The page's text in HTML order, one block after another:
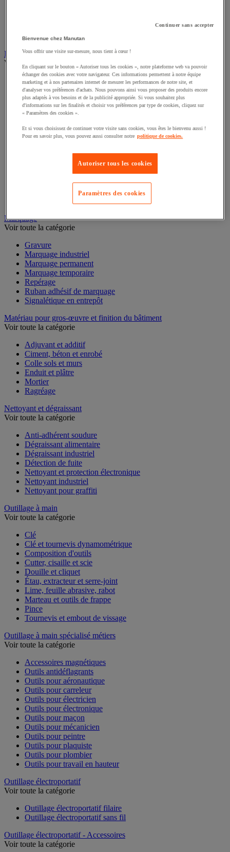
Outils de graissage
Instrument de mesure
Voir toute la catégorie
Balance industrielle
Compteur et compteur-métreur
Dynamomètre
Équipement optique
Instrument de mesure de laboratoire
Mesure de distance
Mesure de la vitesse
Mesure d'électricité
Mesure du temps
Mesure et repère de chantier
Mesure topographique
Mesureur et détecteur d'épaisseur
Marquage
Voir toute la catégorie
Gravure
Marquage industriel
Marquage permanent
Marquage temporaire
Repérage
Ruban adhésif de marquage
Signalétique en entrepôt
Matériau pour gros-œuvre et finition du bâtiment
Voir toute la catégorie
Adjuvant et additif
Ciment, béton et enrobé
Colle sols et murs
Enduit et plâtre
Mortier
Ragréage
Nettoyant et dégraissant
Voir toute la catégorie
Anti-adhérent soudure
Dégraissant alimentaire
Dégraissant industriel
Détection de fuite
Nettoyant et protection électronique
Nettoyant industriel
Nettoyant pour graffiti
Outillage à main
Voir toute la catégorie
Clé
Clé et tournevis dynamométrique
Composition d'outils
Cutter, cisaille et scie
Douille et cliquet
Étau, extracteur et serre-joint
Lime, feuille abrasive, rabot
Marteau et outils de frappe
Pince
Tournevis et embout de vissage
Outillage à main spécialisé métiers
Voir toute la catégorie
Accessoires magnétiques
Outils antidéflagrants
Outils pour aéronautique
Outils pour carreleur
Outils pour électricien
Outils pour électronique
Outils pour maçon
Outils pour mécanicien
Outils pour peintre
Outils pour plaquiste
Outils pour plombier
Outils pour travail en hauteur
Outillage électroportatif
Voir toute la catégorie
Outillage électroportatif filaire
Outillage électroportatif sans fil
Outillage électroportatif - Accessoires
Voir toute la catégorie
Continuer sans accepter
Bienvenue chez Manutan
Vous offrir une visite sur-mesure, nous tient à cœur !
En cliquant sur le bouton « Autoriser tous les cookies », notre plateforme web va pouvoir
échanger des cookies avec votre navigateur. Ces informations permettent à notre équipe
marketing et à nos partenaires internet de mesurer les performances de notre site, et
d'analyser vos préférences d'achats. Nous pouvons ainsi vous proposer des produits encore
plus adaptés à vos besoins et de la publicité appropriée. Si vous souhaitez plus
d'informations sur les finalités et choisir vos préférences par type de cookies, cliquez sur
« Paramètres des cookies ».
Et si vous choisissez de continuer votre visite sans cookies, vous êtes le bienvenu aussi !
Pour en savoir plus, vous pouvez aussi consulter notre politique de cookies.
Autoriser tous les cookies
Paramètres des cookies